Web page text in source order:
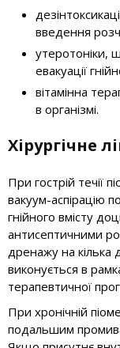
введення
утеротоніки,
евакуації
вітамінна
в організмі.
Хірургічне
При гострій течії
вакуум-аспірацію
гнійного вмісту
антисептичними
дренажу на кілька
виконується в
терапевтичної
При хронічній
подальшим